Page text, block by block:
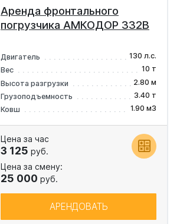
Аренда фронтального
погрузчика АМКОДОР 332В
Двигатель
130 л.с.
Вес
10 т
Высота разгрузки
2.80 м
Грузоподъемность
3.40 т
Ковш
1.90 м3
Цена за час
3 125 руб.
Цена за смену:
25 000 руб.
АРЕНДОВАТЬ